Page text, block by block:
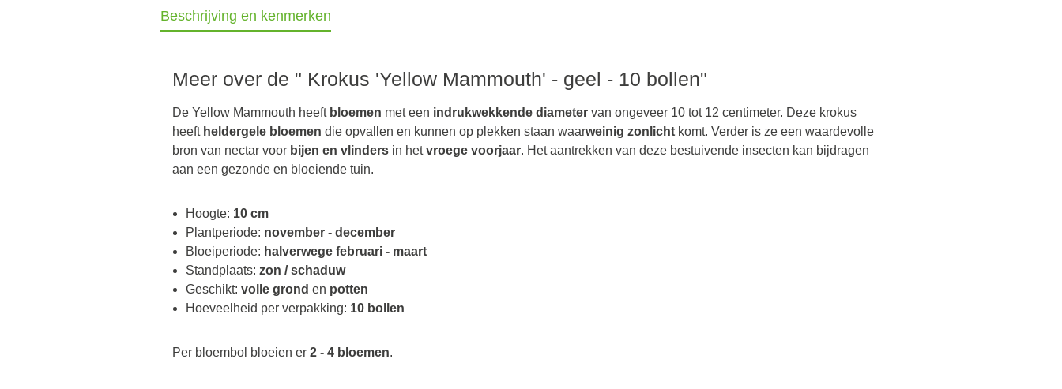
Beschrijving en kenmerken
Meer over de " Krokus 'Yellow Mammouth' - geel - 10 bollen"
De Yellow Mammouth heeft bloemen met een indrukwekkende diameter van ongeveer 10 tot 12 centimeter. Deze krokus
heeft heldergele bloemen die opvallen en kunnen op plekken staan waarweinig zonlicht komt. Verder is ze een waardevolle
bron van nectar voor bijen en vlinders in hetvroege voorjaar. Het aantrekken van deze bestuivende insecten kan bijdragen
aan een gezonde en bloeiende tuin.
Hoogte: 10 cm
Plantperiode: november - december
Bloeiperiode: halverwege februari - maart
Standplaats: zon / schaduw
Geschikt: volle grond en potten
Hoeveelheid per verpakking: 10 bollen
Per bloembol bloeien er 2 - 4 bloemen.